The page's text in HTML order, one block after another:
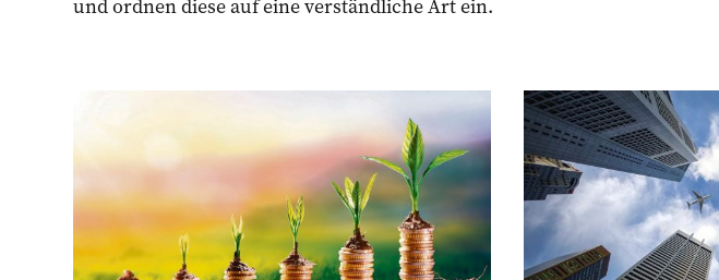
und ordnen diese auf eine verständliche Art ein.